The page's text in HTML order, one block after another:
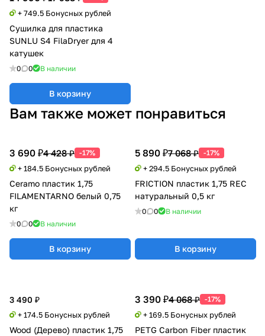
+ 749.5 Бонусных рублей
Сушилка для пластика
SUNLU S4 FilaDryer для 4
катушек
0 0 В наличии
В корзину
Вам также может понравиться
3 690 ₽4 428 ₽ -17%
+ 184.5 Бонусных рублей
Ceramo пластик 1,75
FILAMENTARNO белый 0,75
кг
0 0 В наличии
В корзину
5 890 ₽7 068 ₽ -17%
+ 294.5 Бонусных рублей
FRICTION пластик 1,75 REC
натуральный 0,5 кг
0 0 В наличии
В корзину
3 390 ₽4 068 ₽ -17%
+ 169.5 Бонусных рублей
PETG Carbon Fiber пластик
3 490 ₽
+ 174.5 Бонусных рублей
Wood (Дерево) пластик 1,75